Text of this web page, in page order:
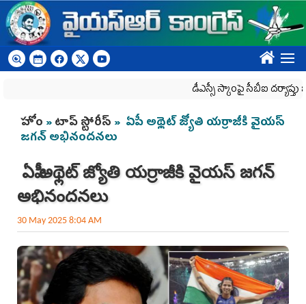
Skip to main content
????
డీఎస్సీ స్కాంపై సీబీఐ దర్యాప్తు
You are here
హోం »టాప్ స్టోరీస్ » ఏపీ అథ్లెట్ జ్యోతి యర్రాజీకి వైయ‌స్
జగన్ అభినందనలు
ఏపీ అథ్లెట్ జ్యోతి యర్రాజీకి వైయ‌స్ జగన్
అభినందనలు
30 May 2025 8:04 AM